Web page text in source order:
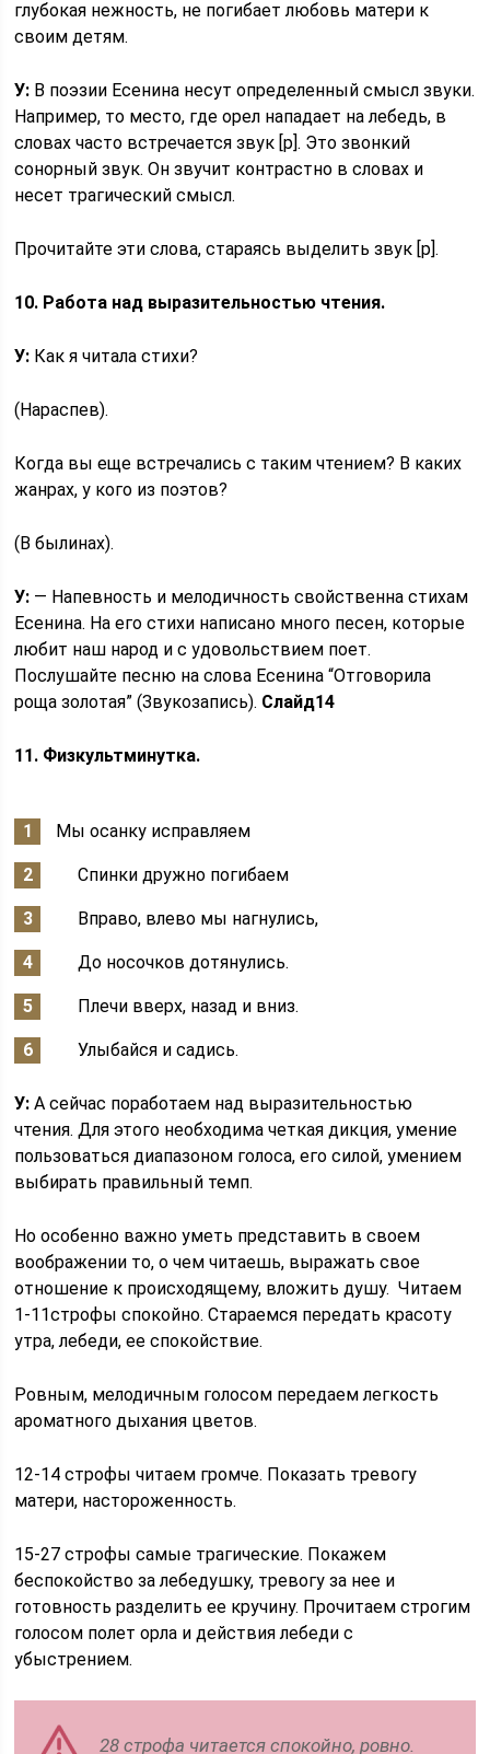
глубокая нежность, не погибает любовь матери к
своим детям.
У: В поэзии Есенина несут определенный смысл звуки.
Например, то место, где орел нападает на лебедь, в
словах часто встречается звук [р]. Это звонкий
сонорный звук. Он звучит контрастно в словах и
несет трагический смысл.
Прочитайте эти слова, стараясь выделить звук [р].
10. Работа над выразительностью чтения.
У: Как я читала стихи?
(Нараспев).
Когда вы еще встречались с таким чтением? В каких
жанрах, у кого из поэтов?
(В былинах).
У: — Напевность и мелодичность свойственна стихам
Есенина. На его стихи написано много песен, которые
любит наш народ и с удовольствием поет.
Послушайте песню на слова Есенина “Отговорила
роща золотая” (Звукозапись). Слайд14
11. Физкультминутка.
Мы осанку исправляем
Спинки дружно погибаем
Вправо, влево мы нагнулись,
До носочков дотянулись.
Плечи вверх, назад и вниз.
Улыбайся и садись.
У: А сейчас поработаем над выразительностью
чтения. Для этого необходима четкая дикция, умение
пользоваться диапазоном голоса, его силой, умением
выбирать правильный темп.
Но особенно важно уметь представить в своем
воображении то, о чем читаешь, выражать свое
отношение к происходящему, вложить душу. Читаем
1-11строфы спокойно. Стараемся передать красоту
утра, лебеди, ее спокойствие.
Ровным, мелодичным голосом передаем легкость
ароматного дыхания цветов.
12-14 строфы читаем громче. Показать тревогу
матери, настороженность.
15-27 строфы самые трагические. Покажем
беспокойство за лебедушку, тревогу за нее и
готовность разделить ее кручину. Прочитаем строгим
голосом полет орла и действия лебеди с
убыстрением.
28 строфа читается спокойно, ровно.